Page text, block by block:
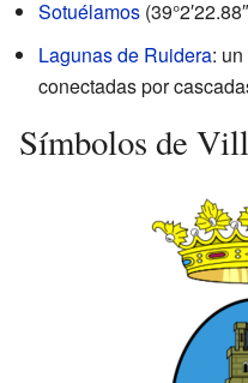
Sotuélamos (
Lagunas de Ruidera:
conectadas por
Símbolos de